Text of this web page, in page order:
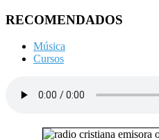
RECOMENDADOS
Música
Cursos